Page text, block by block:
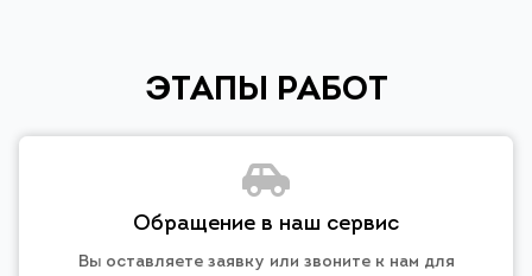
ЭТАПЫ РАБОТ
Обращение в наш сервис
Вы оставляете заявку или звоните к нам для